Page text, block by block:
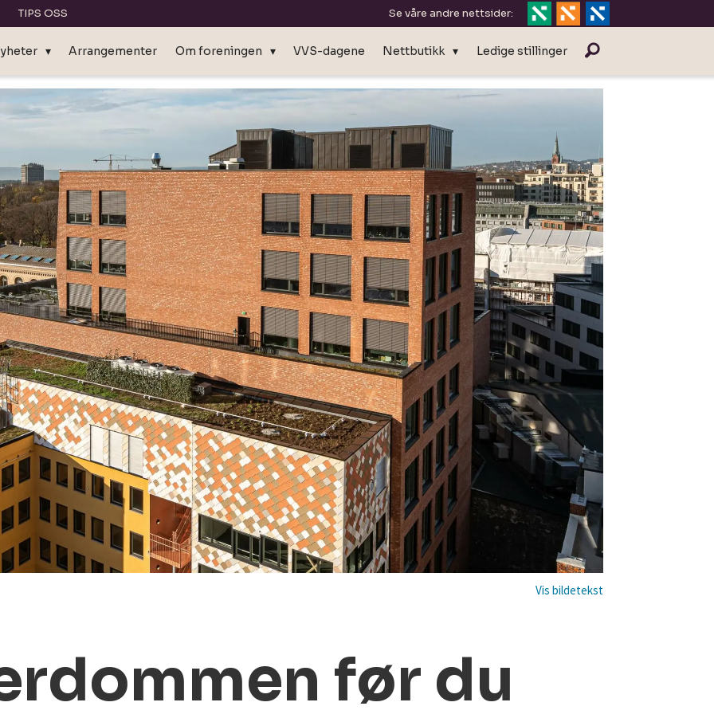
TIPS OSS Se våre andre nettsider:
Arrangementer Om foreningen VVS-dagene Nettbutikk Ledige stillinger
før du